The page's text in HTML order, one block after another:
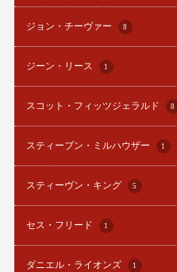
ジョン・チーヴァー 8
ジーン・リース 1
スコット・フィッツジェラルド 8
スティーブン・ミルハウザー 1
スティーヴン・キング 5
セス・フリード 1
ダニエル・ライオンズ 1